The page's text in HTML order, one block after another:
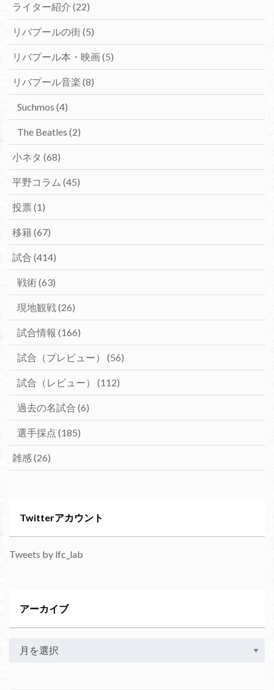
ライター紹介 (22)
リバプールの街(5)
リバプール本・映画(5)
リバプール音楽 (8)
Suchmos (4)
The Beatles (2)
小ネタ (68)
平野コラム (45)
投票 (1)
移籍(67)
試合 (414)
戦術(63)
現地観戦(26)
試合情報 (166)
試合（プレビュー） (56)
試合（レビュー） (112)
過去の名試合 (6)
選手採点 (185)
雑感(26)
Twitterアカウント
Tweets by lfc_lab
アーカイブ